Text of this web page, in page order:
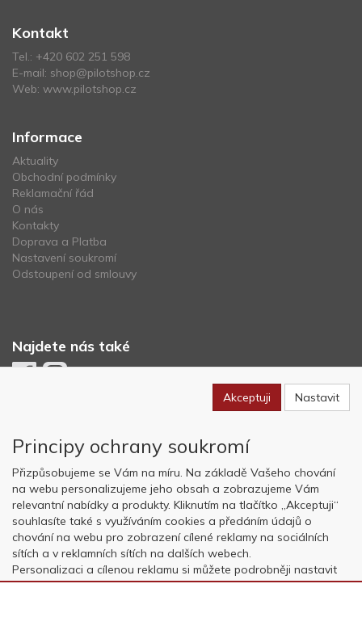
Kontakt
Tel.: +420 602 251 598
E-mail: shop@pilotshop.cz
Web: www.pilotshop.cz
Informace
Aktuality
Obchodní podmínky
Reklamační řád
O nás
Kontakty
Doprava a Platba
Nastavení soukromí
Odstoupení od smlouvy
Najdete nás také
Copyright © OK AVIATION Base, s.r.o. 2022, powered byABRA E-
shop
Akceptuji Nastavit
Principy ochrany soukromí
Přizpůsobujeme se Vám na míru. Na základě Vašeho chování
na webu personalizujeme jeho obsah a zobrazujeme Vám
relevantní nabídky a produkty. Kliknutím na tlačítko „Akceptuji“
souhlasíte také s využíváním cookies a předáním údajů o
chování na webu pro zobrazení cílené reklamy na sociálních
sítích a v reklamních sítích na dalších webech.
Personalizaci a cílenou reklamu si můžete podrobněji nastavit
nebo kdykoli vypnout po kliknutí na tlačítko „Nastavit“.